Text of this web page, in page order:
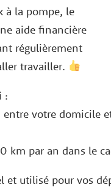
à la pompe, le
aide financière
régulièrement
travailler.
:
entre votre domicile
km par an dans le
et utilisé pour vos